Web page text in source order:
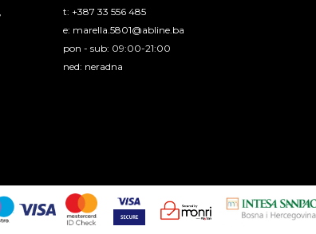
t: +387 33 556 485
e: marella.5801@abline.ba
pon - sub: 09:00-21:00
ned: neradna